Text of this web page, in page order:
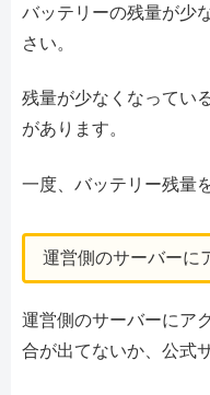
バッテリーの残量が少
さい。
残量が少なくなってい
があります。
一度、バッテリー残量
運営側のサーバーに
運営側のサーバーにア
合が出てないか、公式